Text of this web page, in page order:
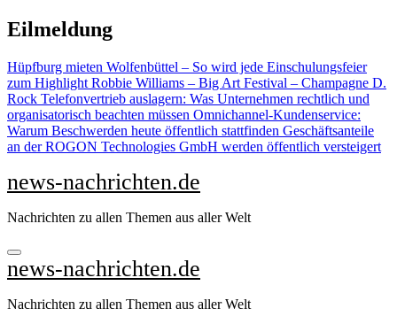
Zu
Inhalten
Eilmeldung
Hüpfburg mieten Wolfenbüttel – So wird jede Einschulungsfeier
zum Highlight Robbie Williams – Big Art Festival – Champagne D.
Rock Telefonvertrieb auslagern: Was Unternehmen rechtlich und
organisatorisch beachten müssen Omnichannel-Kundenservice:
Warum Beschwerden heute öffentlich stattfinden Geschäftsanteile
an der ROGON Technologies GmbH werden öffentlich versteigert
news-nachrichten.de
Nachrichten zu allen Themen aus aller Welt
news-nachrichten.de
Nachrichten zu allen Themen aus aller Welt